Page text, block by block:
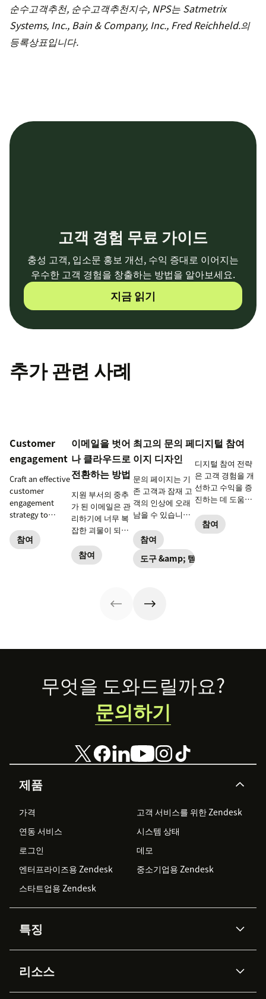
순수고객추천, 순수고객추천지수, NPS는 Satmetrix
Systems, Inc., Bain & Company, Inc., Fred Reichheld.의
등록상표입니다.
고객 경험 무료 가이드
충성 고객, 입소문 홍보 개선, 수익 증대로 이어지는
우수한 고객 경험을 창출하는 방법을 알아보세요.
지금 읽기
추가 관련 사례
Customer
engagement
Craft an effective
customer
engagement
strategy to
customer
experience and
참여
이메일을 벗어
나 클라우드로
전환하는 방법
지원 부서의 중추
가 된 이메일은 관
리하기에 너무 복
잡한 괴물이 되었
객 서비스를 벗어
나 클라우드로 전
참여
최고의 문의 페
이지 디자인
문의 페이지는 기
존 고객과 잠재 고
객의 인상에 오래
남을 수 있습니다.
버리고 모든 면에
서 돋보이는 페이
지를 만드세요.
참여
도구 &amp; 템플릿
디지털 참여
디지털 참여 전략
은 고객 경험을 개
선하고 수익을 증
진하는 데 도움을
참여
Footer
제품
가격
고객 서비스를 위한 Zendesk
연동 서비스
시스템 상태
로그인
데모
엔터프라이즈용 Zendesk
중소기업용 Zendesk
스타트업용 Zendesk
특징
Zendesk AI
Advanced Data Privacy &
지식창고
리소스
무엇을 도와드릴까요?
문의하기